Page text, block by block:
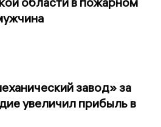
завод» за
увеличил прибыль в